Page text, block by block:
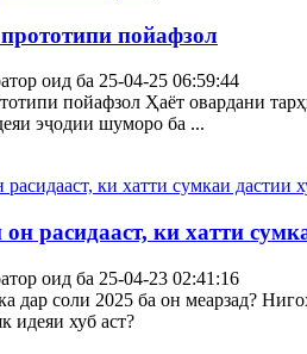
пойафзол
оид ба 25-04-25 06:59:44
пойафзол Ҳаёт овардани
эҷодии шуморо ба ...
расидааст, ки хатти
оид ба 25-04-23 02:41:16
дар соли 2025 ба он меарзад?
идеяи хуб аст?